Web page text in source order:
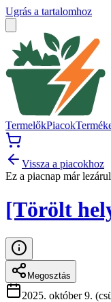
Ugrás a tartalomhoz
TermelőkPiacok
Vissza a piacokhoz
Ez a piacnap már
[Törölt
Megosztás
2025. október 9.